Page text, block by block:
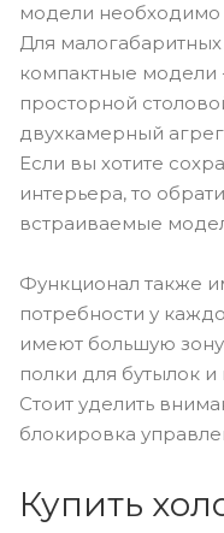
модели необходимо
Для
компактные модели
просторной
двухкамерный
Если вы хотите
интерьера, то
встраиваемые
Функционал также
потребности у
имеют большую
полки для бутылок
Стоит уделить
блокировка
Купить